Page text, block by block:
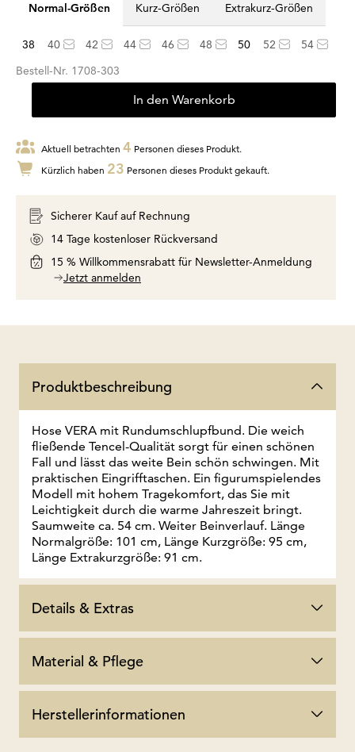
Normal-Größen Kurz-Größen Extrakurz-Größen
38 40 42 44 46 48 50 52
54
Bestell-Nr. 1708-303
In den Warenkorb
Aktuell betrachten 4 Personen dieses Produkt.
Kürzlich haben 23 Personen dieses Produkt gekauft.
Sicherer Kauf auf Rechnung
14 Tage kostenloser Rückversand
15 % Willkommensrabatt für Newsletter-Anmeldung
Jetzt anmelden
Produktbeschreibung
Hose VERA mit Rundumschlupfbund. Die weich
fließende Tencel-Qualität sorgt für einen schönen
Fall und lässt das weite Bein schön schwingen. Mit
praktischen Eingrifftaschen. Ein figurumspielendes
Modell mit hohem Tragekomfort, das Sie mit
Leichtigkeit durch die warme Jahreszeit bringt.
Saumweite ca. 54 cm. Weiter Beinverlauf. Länge
Normalgröße: 101 cm, Länge Kurzgröße: 95 cm,
Länge Extrakurzgröße: 91 cm.
Details & Extras
Material & Pflege
Herstellerinformationen